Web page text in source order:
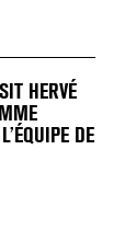
HERVÉ
DE